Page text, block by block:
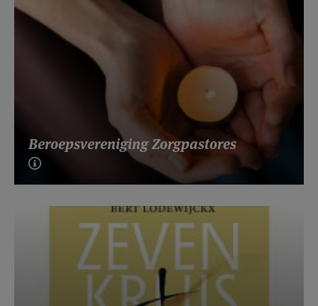
Beroepsvereniging Zorgpastores